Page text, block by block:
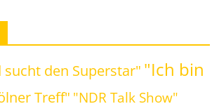
den Superstar" "Ich bin
Treff" "NDR Talk Show"